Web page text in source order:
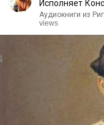
Исполняет
Аудиокниги из
views